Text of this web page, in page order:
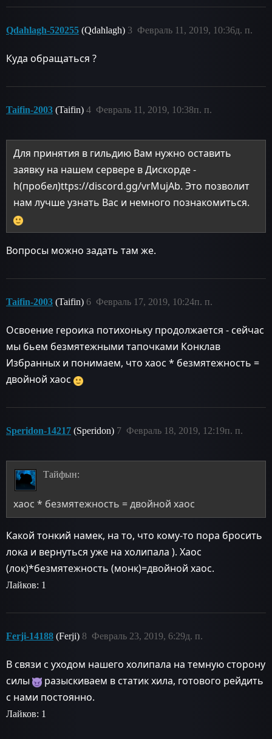
Qdahlagh-520255 (Qdahlagh) Февраль 11, 2019, 10:36д. п.
3
Куда обращаться ?
Taifin-2003 (Taifin) Февраль 11, 2019, 10:38п. п.
4
Для принятия в гильдию Вам нужно оставить
заявку на нашем сервере в Дискорде -
h(пробел)ttps://discord.gg/vrMujAb. Это позволит
нам лучше узнать Вас и немного познакомиться.
Вопросы можно задать там же.
Taifin-2003 (Taifin) Февраль 17, 2019, 10:24п. п.
6
Освоение героика потихоньку продолжается - сейчас
мы бьем безмятежными тапочками Конклав
Избранных и понимаем, что хаос * безмятежность =
двойной хаос
Speridon-14217 (Speridon) Февраль 18, 2019, 12:19п. п.
7
Тайфын:
хаос * безмятежность = двойной хаос
Какой тонкий намек, на то, что кому-то пора бросить
лока и вернуться уже на холипала ). Хаос
(лок)*безмятежность (монк)=двойной хаос.
Лайков: 1
Ferji-14188 (Ferji) Февраль 23, 2019, 6:29д. п.
8
В связи с уходом нашего холипала на темную сторону
силы
разыскиваем в статик хила, готового рейдить
с нами постоянно.
Лайков: 1